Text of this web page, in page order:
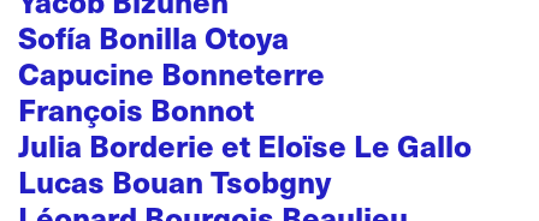
Sofía Bonilla Otoya
Capucine Bonneterre
François Bonnot
Julia Borderie et Eloïse Le Gallo
Lucas Bouan Tsobgny